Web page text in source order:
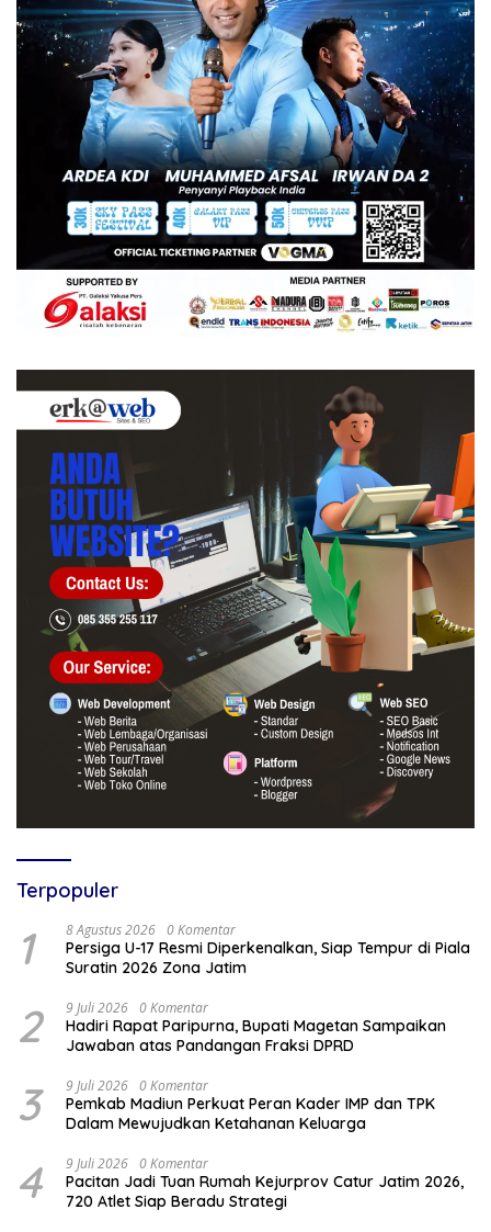
Terpopuler
1 8 Agustus 2026 0 Komentar
Persiga U-17 Resmi Diperkenalkan, Siap Tempur di Piala
Suratin 2026 Zona Jatim
2 9 Juli 2026 0 Komentar
Hadiri Rapat Paripurna, Bupati Magetan Sampaikan
Jawaban atas Pandangan Fraksi DPRD
3 9 Juli 2026 0 Komentar
Pemkab Madiun Perkuat Peran Kader IMP dan TPK
Dalam Mewujudkan Ketahanan Keluarga
4 9 Juli 2026 0 Komentar
Pacitan Jadi Tuan Rumah Kejurprov Catur Jatim 2026,
720 Atlet Siap Beradu Strategi